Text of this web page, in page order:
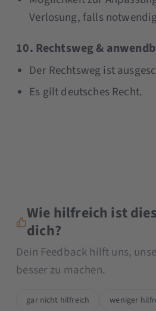
Verlosung, falls
10. Rechtsweg &
Der Rechtsweg ist
Es gilt deutsches Recht.
Wie hilfreich ist
dich?
Dein Feedback hilft uns,
besser zu machen.
gar nicht hilfreich weniger